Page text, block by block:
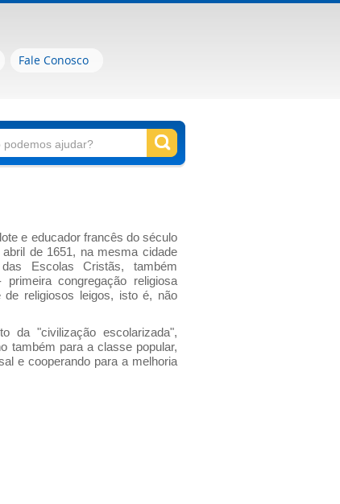
Fale Conosco
e educador francês do século
de 1651, na mesma cidade
Escolas Cristãs, também
congregação religiosa
de religiosos leigos, isto é, não
da "civilização escolarizada",
também para a classe popular,
e cooperando para a melhoria